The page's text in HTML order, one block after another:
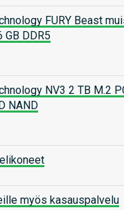
FURY Beast
GB DDR5
NV3 2 TB M.2
NAND
myös kasauspalvelu